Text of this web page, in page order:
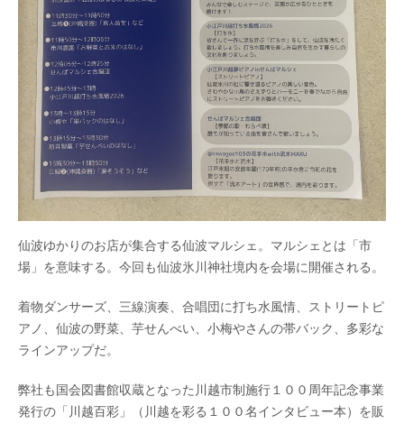
仙波ゆかりのお店が集合する仙波マルシェ。マルシェとは「市
場」を意味する。今回も仙波氷川神社境内を会場に開催される。
着物ダンサーズ、三線演奏、合唱団に打ち水風情、ストリートピ
アノ、仙波の野菜、芋せんべい、小梅やさんの帯バック、多彩な
ラインアップだ。
弊社も国会図書館収蔵となった川越市制施行１００周年記念事業
発行の「川越百彩」（川越を彩る１００名インタビュー本）を販